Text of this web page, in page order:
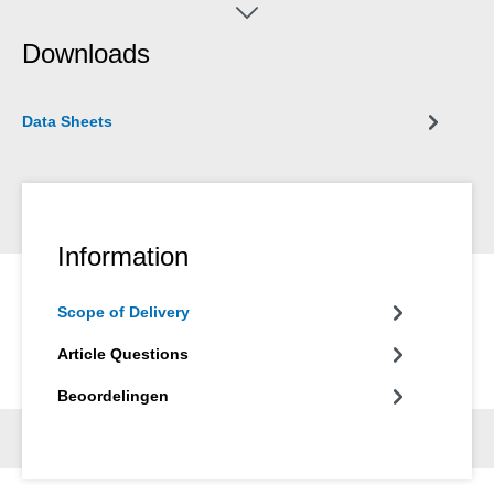
en afdichtingsmiddel kan ook in andere industriële sectoren
container en voertuigbouw, in pijpleiding- en armaturenbouw, in
Downloads
Data Sheets
Information
Scope of Delivery
Article Questions
Beoordelingen